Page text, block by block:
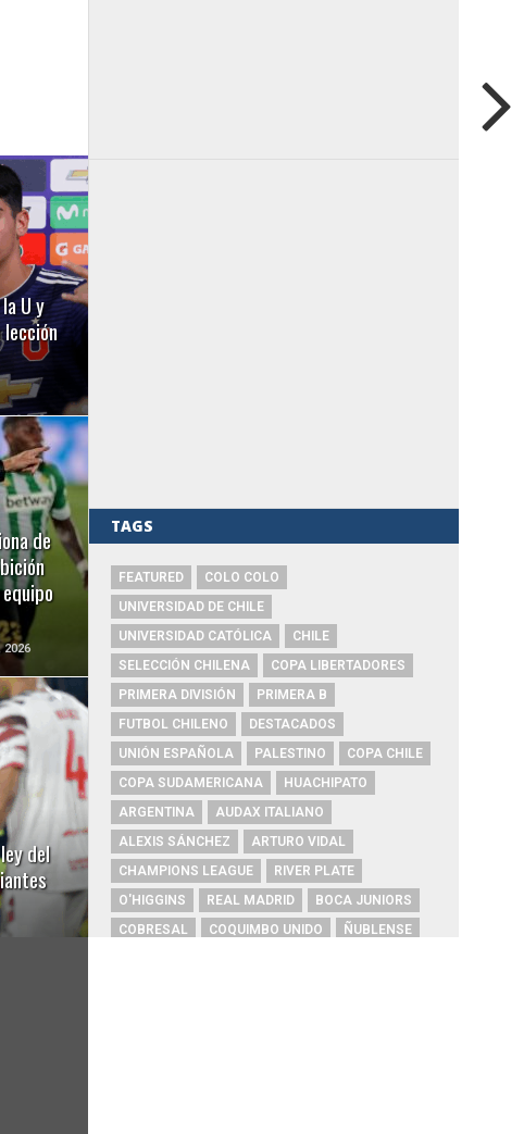
U y
lección
de
2026
del
TAGS
FEATURED
COLO COLO
UNIVERSIDAD DE CHILE
UNIVERSIDAD CATÓLICA
CHILE
SELECCIÓN CHILENA
COPA LIBERTADORES
PRIMERA DIVISIÓN
PRIMERA B
FUTBOL CHILENO
DESTACADOS
UNIÓN ESPAÑOLA
PALESTINO
COPA CHILE
COPA SUDAMERICANA
HUACHIPATO
ARGENTINA
AUDAX ITALIANO
ALEXIS SÁNCHEZ
ARTURO VIDAL
CHAMPIONS LEAGUE
RIVER PLATE
O'HIGGINS
REAL MADRID
BOCA JUNIORS
COBRESAL
COQUIMBO UNIDO
ÑUBLENSE